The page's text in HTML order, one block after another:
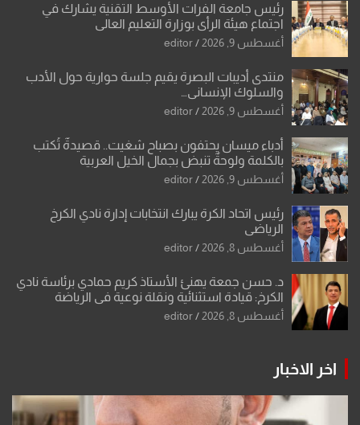
رئيس جامعة الفرات الأوسط التقنية يشارك في
اجتماع هيئة الرأي بوزارة التعليم العالي
أغسطس 9, 2026 editor
منتدى أديبات البصرة يقيم جلسة حوارية حول الأدب
والسلوك الإنساني…
أغسطس 9, 2026 editor
أدباء ميسان يحتفون بصباح شغيت.. قصيدةٌ تُكتب
بالكلمة ولوحةٌ تنبض بجمال الخيل العربية
أغسطس 9, 2026 editor
رئيس اتحاد الكرة يبارك انتخابات إدارة نادي الكرخ
الرياضي
أغسطس 8, 2026 editor
د. حسن جمعة يهنئ الأستاذ كريم حمادي برئاسة نادي
الكرخ: قيادة استثنائية ونقلة نوعية في الرياضة
العراقية
أغسطس 8, 2026 editor
اخر الاخبار